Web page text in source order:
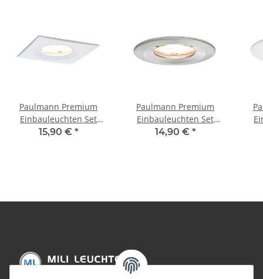
Paulmann Premium
Einbauleuchten Set
Nova eckig dimmbar LED
15,90 € *
Paulmann Premium
Einbauleuchten Set
Nova rund dimmbar LED
14,90 € *